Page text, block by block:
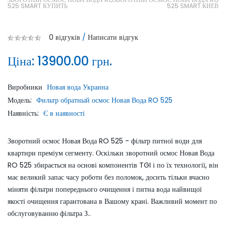
525 SMART КУПИТЬ 525 SMART КИЕВ
0 відгуків / Написати відгук
Ціна: 13900.00 грн.
Виробники Новая вода Украина
Модель: Фильтр обратный осмос Новая Вода RO 525
Наявність: Є в наявності
Зворотний осмос Новая Вода RO 525 - фільтр питної води для
квартири преміум сегменту. Оскільки зворотний осмос Новая Вода
RO 525 збирається на основі компонентів TGI і по їх технології, він
має великий запас часу роботи без поломок, досить тільки вчасно
міняти фільтри попереднього очищення і питна вода найвищої
якості очищення гарантована в Вашому крані. Важливий момент по
обслуговуванню фільтра З..